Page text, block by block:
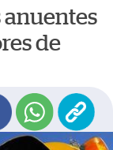
anuentes
de